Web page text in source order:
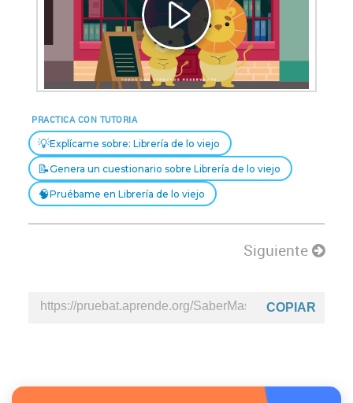
Reproducir
Vídeo
PRACTICA CON TUTORIA
💡Explícame sobre: Librería de lo viejo
📝Genera un cuestionario sobre Librería de lo viejo
🧠Pruébame en Librería de lo viejo
Siguiente
COPIAR